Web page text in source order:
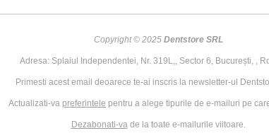
Copyright © 2025 Dentstore SRL
Adresa: Splaiul Independentei, Nr. 319L,, Sector 6, București, ,
Primesti acest email deoarece te-ai inscris la newsletter-ul
Actualizati-va preferintele pentru a alege tipurile de e-mailuri pe
Dezabonati-vade la toate e-mailurile viitoare.